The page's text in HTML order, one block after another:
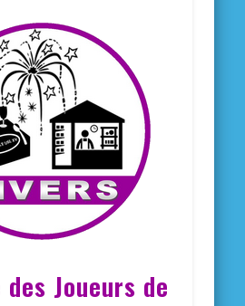
Joueurs de